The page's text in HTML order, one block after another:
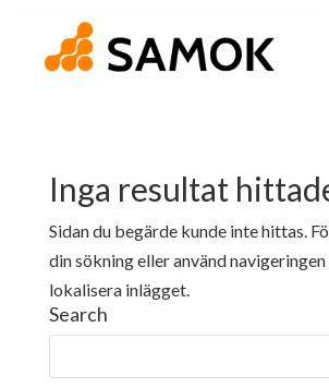
Inga resultat
Sidan du begärde kunde inte hittas.
din sökning eller använd
lokalisera inlägget.
Search